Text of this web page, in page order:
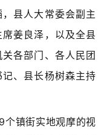
县人大常委会副主
姜良泽，以及全县
各部门、各人民团
、县长杨树森主持
个镇街实地观摩的视